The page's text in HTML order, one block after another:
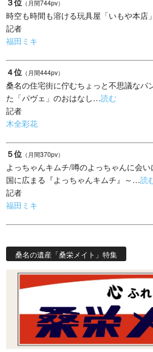
（月間744pv）
時空も時間も溶ける玩具屋「いもや本店
記者
福田ミキ
４位 （月間444pv）
桑名の住宅街に佇むちょっと不思議なパ
た「パヴェ」のおはなし…読む
記者
木全彩花
５位 （月間370pv）
よっちゃんキムチ/噂のよっちゃんに会
国に広まる『よっちゃんキムチ』～…読
記者
福田ミキ
桑名の遺産「桑栄メイト」特集